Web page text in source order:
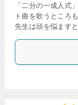
「二分の一成人式
ト曲を歌うところ
先生は頭を悩ます